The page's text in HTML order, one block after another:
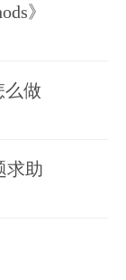
》
么做
求助